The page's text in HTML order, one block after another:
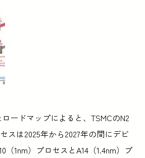
ードマップによると、TSMCのN2
スは2025年から2027年の間にデビ
（1nm）プロセスとA14（1.4nm）プ